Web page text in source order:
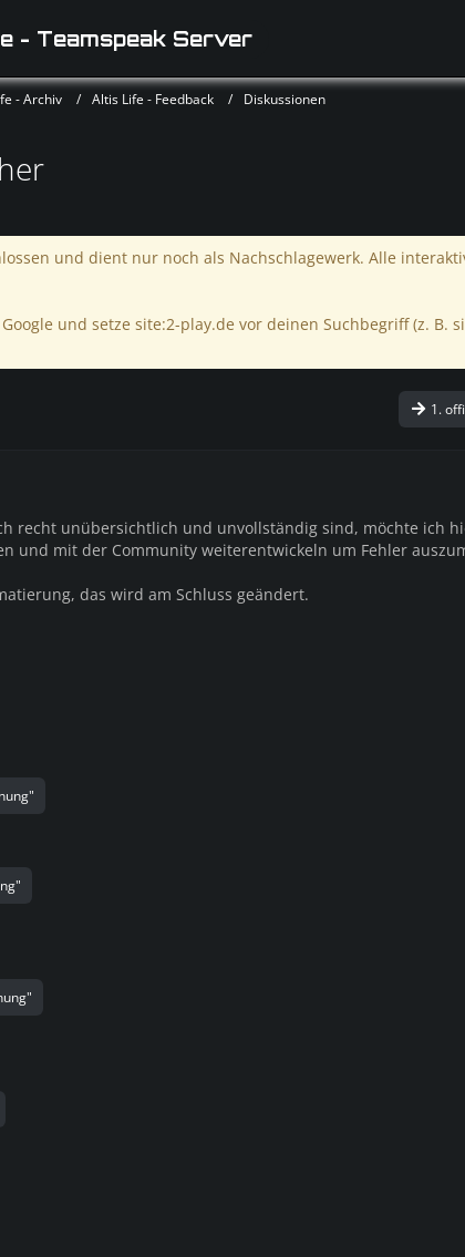
- Teamspeak Server
- Archiv Altis Life - Feedback Diskussionen
und dient nur noch als Nachschlagewerk. Alle
und setze site:2-play.de vor deinen Suchbegriff (z. B.
1.
recht unübersichtlich und unvollständig sind, möchte ich
und mit der Community weiterentwickeln um Fehler
das wird am Schluss geändert.